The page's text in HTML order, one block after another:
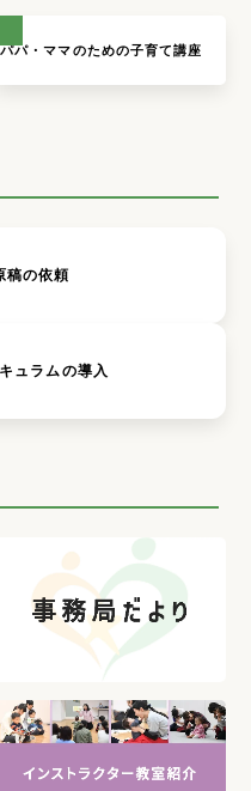
パパ・ママのための子育て講座
稿の依頼
ュラムの導入